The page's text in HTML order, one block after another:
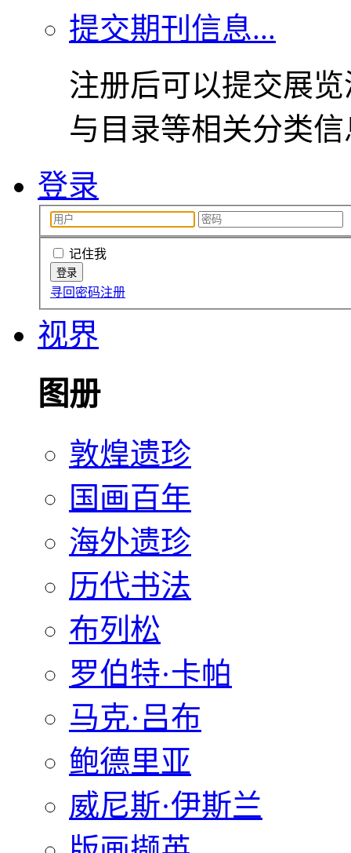
提交期刊信息...
注册后可以提交展
与目录等相关分类
登录
记住我
寻回密码注册
视界
图册
敦煌遗珍
国画百年
海外遗珍
历代书法
布列松
罗伯特·卡帕
马克·吕布
鲍德里亚
威尼斯·伊斯兰